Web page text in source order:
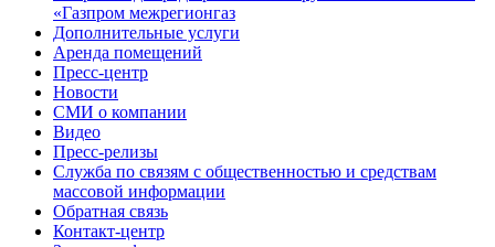
«Газпром межрегионгаз
Дополнительные услуги
Аренда помещений
Пресс-центр
Новости
СМИ о компании
Видео
Пресс-релизы
Служба по связям с общественностью и средствам
массовой информации
Обратная связь
Контакт-центр